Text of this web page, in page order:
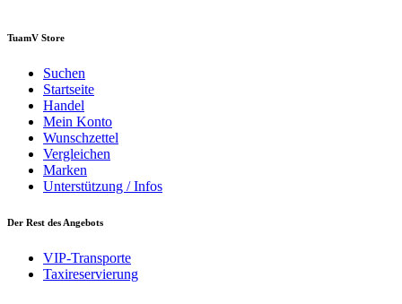
TuamV Store
Suchen
Startseite
Handel
Mein Konto
Wunschzettel
Vergleichen
Marken
Unterstützung / Infos
Der Rest des Angebots
VIP-Transporte
Taxireservierung